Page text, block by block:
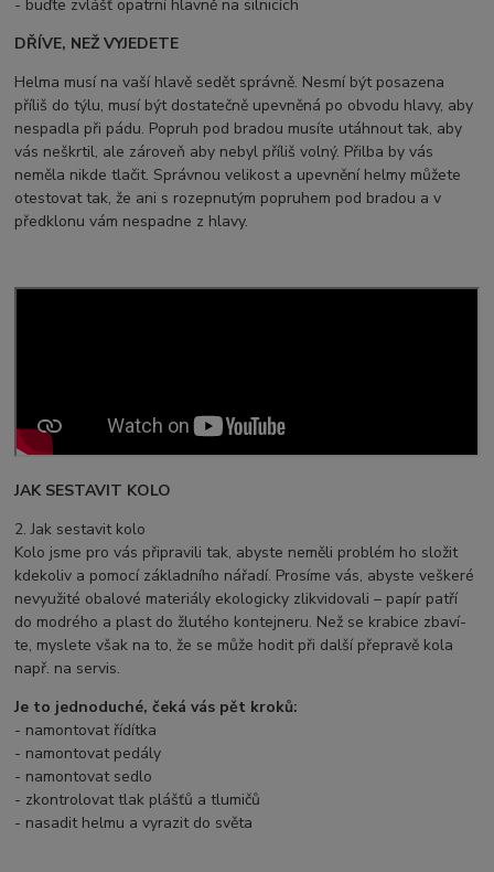
- buďte zvlášť opatrní hlavně na silnicích
DŘÍVE, NEŽ VYJEDETE
Helma musí na vaší hlavě sedět správně. Nesmí být posazena
příliš do týlu, musí být dostatečně upevněná po obvodu hlavy, aby
nespadla při pádu. Popruh pod bradou musíte utáhnout tak, aby
vás neškrtil, ale zároveň aby nebyl příliš volný. Přilba by vás
neměla nikde tlačit. Správnou velikost a upevnění helmy můžete
otestovat tak, že ani s rozepnutým popruhem pod bradou a v
předklonu vám nespadne z hlavy.
JAK SESTAVIT KOLO
2. Jak sestavit kolo
Kolo jsme pro vás připravili tak, abyste neměli problém ho složit
kdekoliv a pomocí základního nářadí. Prosíme vás, abyste veškeré
nevyužité obalové materiály ekologicky zlikvidovali – papír patří
do modrého a plast do žlutého kontejneru. Než se krabice zbaví-
te, myslete však na to, že se může hodit při další přepravě kola
např. na servis.
Je to jednoduché, čeká vás pět kroků:
- namontovat řídítka
- namontovat pedály
- namontovat sedlo
- zkontrolovat tlak plášťů a tlumičů
- nasadit helmu a vyrazit do světa